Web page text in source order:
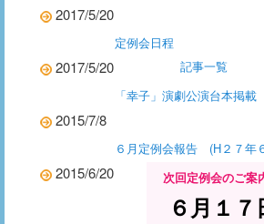
2017/5/20
定例会日程
2017/5/20
「幸子」演劇公演台本掲載
2015/7/8
６月定例会報告 (H２７年
2015/6/20
記事一覧
次回定例会のご案
６月１７